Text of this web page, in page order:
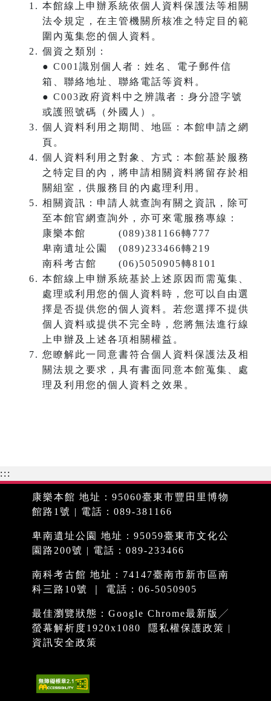
本館線上申辦系統依個人資料保護法等相關
法令規定，在主管機關所核准之特定目的範
圍內蒐集您的個人資料。
個資之類別：
● C001識別個人者：姓名、電子郵件信
箱、聯絡地址、聯絡電話等資料。
● C003政府資料中之辨識者：身分證字號
或護照號碼（外國人）。
個人資料利用之期間、地區：本館申請之網
頁。
個人資料利用之對象、方式：本館基於服務
之特定目的內，將申請相關資料將留存於相
關組室，供服務目的內處理利用。
相關資訊：申請人就查詢有關之資訊，除可
至本館官網查詢外，亦可來電服務專線：
康樂本館 (089)381166轉777
卑南遺址公園 (089)233466轉219
南科考古館 (06)5050905轉8101
本館線上申辦系統基於上述原因而需蒐集、
處理或利用您的個人資料時，您可以自由選
擇是否提供您的個人資料。若您選擇不提供
個人資料或提供不完全時，您將無法進行線
上申辦及上述各項相關權益。
您瞭解此一同意書符合個人資料保護法及相
關法規之要求，具有書面同意本館蒐集、處
理及利用您的個人資料之效果。
:::
康樂本館 地址：95060臺東市豐田里博物
館路1號 | 電話：089-381166
卑南遺址公園 地址：95059臺東市文化公
園路200號 | 電話：089-233466
南科考古館 地址：74147臺南市新市區南
科三路10號 ｜ 電話：06-5050905
最佳瀏覽狀態：Google Chrome最新版╱
螢幕解析度1920x1080
隱私權保護政策 |
資訊安全政策